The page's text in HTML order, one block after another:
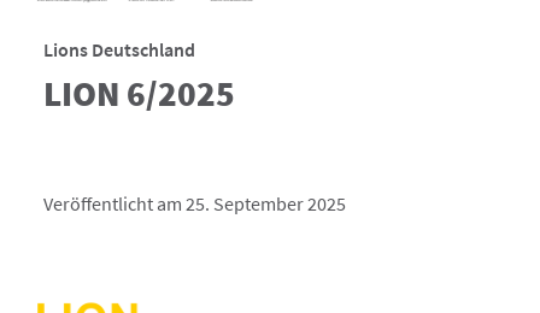
Lions Deutschland
LION 6/2025
Veröffentlicht am 25. September 2025